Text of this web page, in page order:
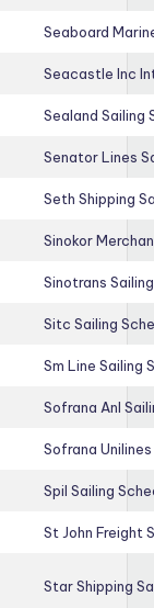
Seaboard
Seacastle Inc
Sealand Sailing
Senator Lines
Seth Shipping
Sinokor
Sinotrans
Sitc Sailing
Sm Line Sailing
Sofrana Anl
Sofrana
Spil Sailing
St John Freight
Star Shipping